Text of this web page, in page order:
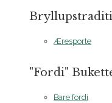
Æresporte
"Fordi"
Bare fordi